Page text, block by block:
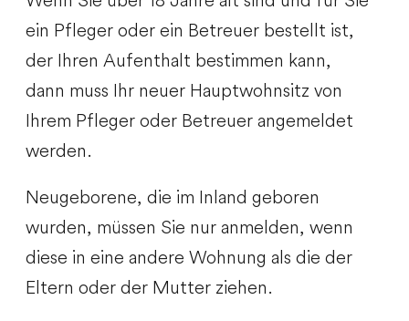
ein Pfleger oder ein Betreuer bestellt ist,
der Ihren Aufenthalt bestimmen kann,
dann muss Ihr neuer Hauptwohnsitz von
Ihrem Pfleger oder Betreuer angemeldet
werden.
Neugeborene, die im Inland geboren
wurden, müssen Sie nur anmelden, wenn
diese in eine andere Wohnung als die der
Eltern oder der Mutter ziehen.